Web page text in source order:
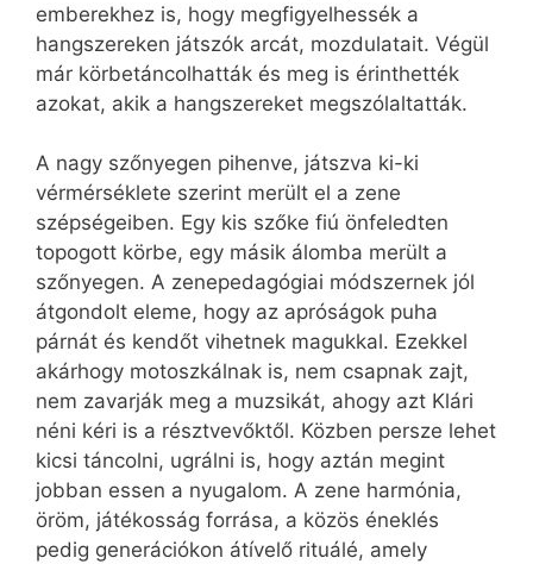
emberekhez is, hogy megfigyelhessék a
hangszereken játszók arcát, mozdulatait. Végül
már körbetáncolhatták és meg is érinthették
azokat, akik a hangszereket megszólaltatták.
A nagy szőnyegen pihenve, játszva ki-ki
vérmérséklete szerint merült el a zene
szépségeiben. Egy kis szőke fiú önfeledten
topogott körbe, egy másik álomba merült a
szőnyegen. A zenepedagógiai módszernek jól
átgondolt eleme, hogy az apróságok puha
párnát és kendőt vihetnek magukkal. Ezekkel
akárhogy motoszkálnak is, nem csapnak zajt,
nem zavarják meg a muzsikát, ahogy azt Klári
néni kéri is a résztvevőktől. Közben persze lehet
kicsi táncolni, ugrálni is, hogy aztán megint
jobban essen a nyugalom. A zene harmónia,
öröm, játékosság forrása, a közös éneklés
pedig generációkon átívelő rituálé, amely